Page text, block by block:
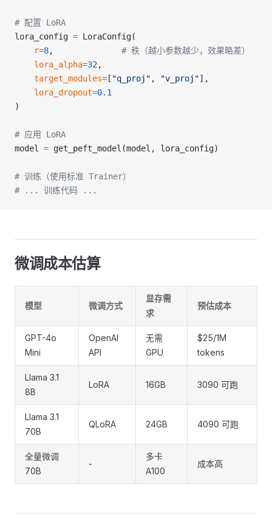
# 配置 LoRA
lora_config = LoraConfig(
    r
=8, # 秩（越小参数越少，效果略差）
    lora_alpha
=32,
    target_modules
= [ "q_proj" , "v_proj"],
    lora_dropout
=0.1
)
# 应用 LoRA
model = get_peft_model(model, lora_config)
# 训练（使用标准 Trainer）
# ... 训练代码 ...
微调成本估算
模型 微调方式
显存需
求
预估成本
GPT-4o
Mini
OpenAI
API
无需
GPU
$25/1M
tokens
Llama 3.1
8B
LoRA 16GB 3090 可跑
Llama 3.1
70B
QLoRA 24GB 4090 可跑
全量微调
70B
-
多卡
A100
成本高